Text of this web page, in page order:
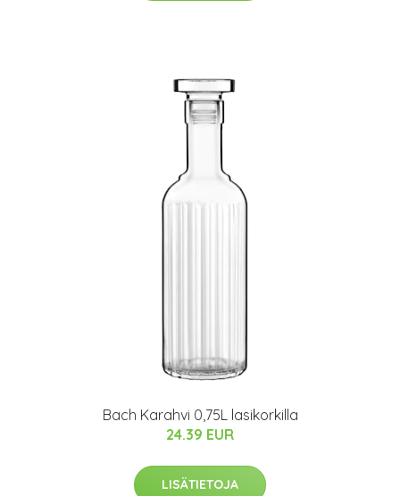
Bach Karahvi 0,75L lasikorkilla
24.39 EUR
LISÄTIETOJA